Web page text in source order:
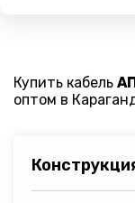
Купить кабель
оптом в